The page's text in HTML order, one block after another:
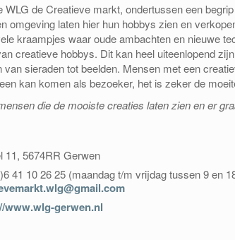
de Creatieve markt, ondertussen een
omgeving laten hier hun hobbys zien en
kraampjes waar oude ambachten en nieuwe
creatieve hobbys. Dit kan heel uiteenlopend
sieraden tot beelden. Mensen met een
kan komen als bezoeker, het is zeker de
die de mooiste creaties laten zien en er
11, 5674RR Gerwen
41 10 26 25 (maandag t/m vrijdag tussen 9 en
www.wlg-gerwen.nl